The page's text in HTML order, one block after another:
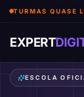
TURMAS QUASE
EXPERT
ESCOLA